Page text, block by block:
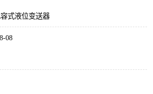
式液位变送器
08